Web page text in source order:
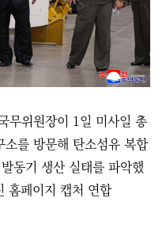
무위원장이 1일 미사일 총
를 방문해 탄소섬유 복합
동기 생산 실태를 파악했
홈페이지 캡처 연합